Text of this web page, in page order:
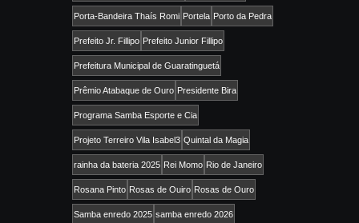
Porta-Bandeira Thaís Romi Portela Porto da Pedra
Prefeito Jr. Fillipo Prefeito Junior Fillipo
Prefeitura Municipal de Guaratinguetá
Prêmio Atabaque de Ouro Presidente Bira
Programa Samba Esporte e Cia
Projeto Terreiro Vila Isabel3 Quintal da Magia
rainha da bateria 2025 Rei Momo Rio de Janeiro
Rosana Pinto Rosas de Ouiro Rosas de Ouro
Samba enredo 2025 samba enredo 2026